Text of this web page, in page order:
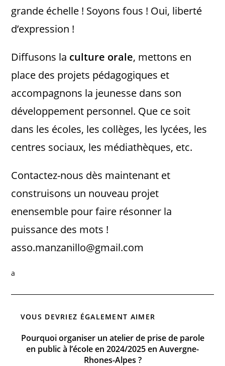
grande échelle ! Soyons fous ! Oui, liberté
d’expression !
Diffusons la culture orale, mettons en
place des projets pédagogiques et
accompagnons la jeunesse dans son
développement personnel. Que ce soit
dans les écoles, les collèges, les lycées, les
centres sociaux, les médiathèques, etc.
Contactez-nous dès maintenant et
construisons un nouveau projet
enensemble pour faire résonner la
puissance des mots !
asso.manzanillo@gmail.com
a
VOUS DEVRIEZ ÉGALEMENT AIMER
Pourquoi organiser un atelier de prise de parole
en public à l’école en 2024/2025 en Auvergne-
Rhones-Alpes ?